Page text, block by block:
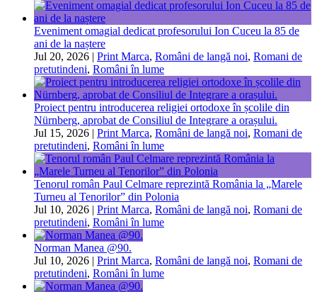
Eveniment omagial dedicat profesorului Ion Cuceu la 85 de
ani de la naștere
Jul 20, 2026
Print Marca, Români de langă noi, Romani de
pretutindeni, Români în lume
Proiect pentru introducerea religiei ortodoxe în școlile din
Nürnberg, aprobat de Consiliul de Integrare a orașului.
Jul 15, 2026
Print Marca, Români de langă noi, Romani de
pretutindeni, Români în lume
Tenorul român Paul Celmare reprezintă România la „Marele
Turneu al Tenorilor” din Polonia
Jul 10, 2026
Print Marca, Români de langă noi, Romani de
pretutindeni, Români în lume
Norman Manea @90.
Jul 10, 2026
Print Marca, Români de langă noi, Romani de
pretutindeni, Români în lume